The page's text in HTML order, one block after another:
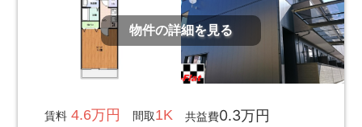
物件の詳細を見る
賃料4.6万円 間取1K 共益費0.3万円